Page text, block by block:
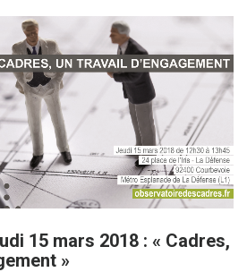
15 mars 2018 : « Cadres,
»